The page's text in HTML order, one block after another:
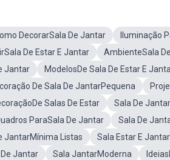
DecorarSala De Jantar Iluminação
De Estar E Jantar
AmbienteSala
Jantar
ModelosDe Sala De Estar E
De Sala De JantarPequena
Salas De Estar
Sala De
ParaSala De Jantar
Sala De
JantarMínima Listas
Sala Estar E
Jantar
Sala JantarModerna